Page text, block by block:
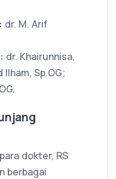
dr. M. Arif
dr. Khairunnisa,
Ilham, Sp.OG;
dokter, RS
berbagai